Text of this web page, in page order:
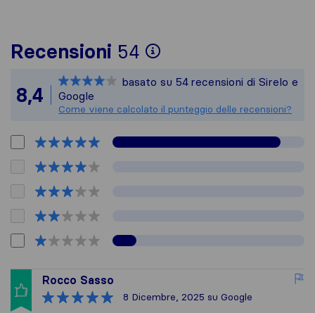
Recensioni 54
Per avere un
Tutte le
8,4
basato su 54 recensioni di Sirelo e
Google
Come viene calcolato il punteggio delle recensioni?
Rocco Sasso
8 Dicembre, 2025 su Google